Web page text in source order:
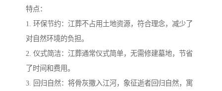
特点：
1. 环保节约：江葬不占用土地资源，符合理念，减少了
对自然环境的负担。
2. 仪式简洁：江葬通常仪式简单，无需修建墓地，节省
了时间和费用。
3. 回归自然：将骨灰撒入江河，象征逝者回归自然，寓